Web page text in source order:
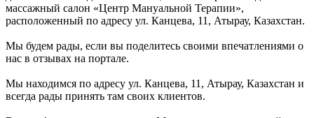
массажный салон «Центр Мануальной Терапии»,
расположенный по адресу ул. Канцева, 11, Атырау, Казахстан.
Мы будем рады, если вы поделитесь своими впечатлениями о
нас в отзывах на портале.
Мы находимся по адресу ул. Канцева, 11, Атырау, Казахстан и
всегда рады принять там своих клиентов.